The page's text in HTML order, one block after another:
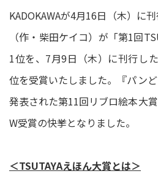
KADOKAWAが4月16日（木）に
（作・柴田ケイコ）が「第1回
1位を、7月9日（木）に刊行し
位を受賞いたしました。『パン
発表された第11回リブロ絵本大
W受賞の快挙となりました。
＜TSUTAYAえほん大賞とは＞